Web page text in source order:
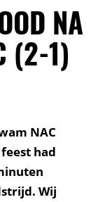
NA
(2-1)
NAC
had
Wij